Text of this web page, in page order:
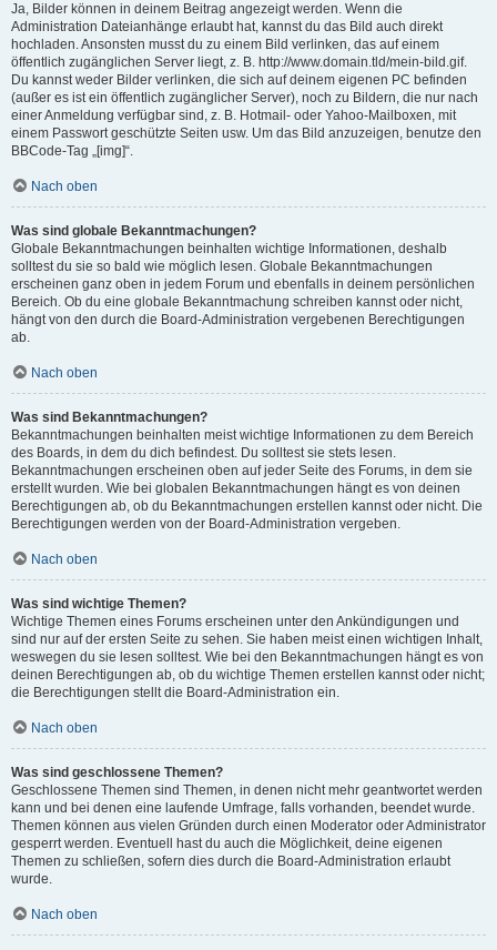
Ja, Bilder können in deinem Beitrag angezeigt werden. Wenn die
Administration Dateianhänge erlaubt hat, kannst du das Bild auch direkt
hochladen. Ansonsten musst du zu einem Bild verlinken, das auf einem
öffentlich zugänglichen Server liegt, z. B. http://www.domain.tld/mein-bild.gif.
Du kannst weder Bilder verlinken, die sich auf deinem eigenen PC befinden
(außer es ist ein öffentlich zugänglicher Server), noch zu Bildern, die nur nach
einer Anmeldung verfügbar sind, z. B. Hotmail- oder Yahoo-Mailboxen, mit
einem Passwort geschützte Seiten usw. Um das Bild anzuzeigen, benutze den
BBCode-Tag „[img]“.
Nach oben
Was sind globale Bekanntmachungen?
Globale Bekanntmachungen beinhalten wichtige Informationen, deshalb
solltest du sie so bald wie möglich lesen. Globale Bekanntmachungen
erscheinen ganz oben in jedem Forum und ebenfalls in deinem persönlichen
Bereich. Ob du eine globale Bekanntmachung schreiben kannst oder nicht,
hängt von den durch die Board-Administration vergebenen Berechtigungen
ab.
Nach oben
Was sind Bekanntmachungen?
Bekanntmachungen beinhalten meist wichtige Informationen zu dem Bereich
des Boards, in dem du dich befindest. Du solltest sie stets lesen.
Bekanntmachungen erscheinen oben auf jeder Seite des Forums, in dem sie
erstellt wurden. Wie bei globalen Bekanntmachungen hängt es von deinen
Berechtigungen ab, ob du Bekanntmachungen erstellen kannst oder nicht. Die
Berechtigungen werden von der Board-Administration vergeben.
Nach oben
Was sind wichtige Themen?
Wichtige Themen eines Forums erscheinen unter den Ankündigungen und
sind nur auf der ersten Seite zu sehen. Sie haben meist einen wichtigen Inhalt,
weswegen du sie lesen solltest. Wie bei den Bekanntmachungen hängt es von
deinen Berechtigungen ab, ob du wichtige Themen erstellen kannst oder nicht;
die Berechtigungen stellt die Board-Administration ein.
Nach oben
Was sind geschlossene Themen?
Geschlossene Themen sind Themen, in denen nicht mehr geantwortet werden
kann und bei denen eine laufende Umfrage, falls vorhanden, beendet wurde.
Themen können aus vielen Gründen durch einen Moderator oder Administrator
gesperrt werden. Eventuell hast du auch die Möglichkeit, deine eigenen
Themen zu schließen, sofern dies durch die Board-Administration erlaubt
wurde.
Nach oben